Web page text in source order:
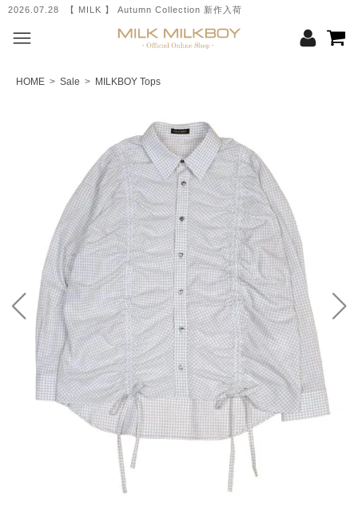
2026.07.28 【 MILK 】 Autumn Collection 新作入荷
HOME > Sale > MILKBOY Tops